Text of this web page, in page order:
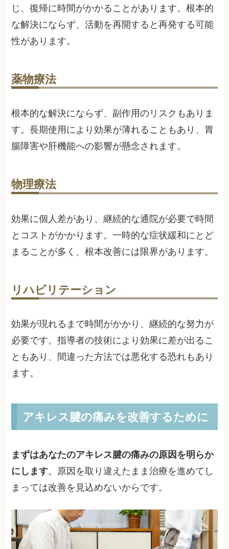
じ、復帰に時間がかかることがあります。根本的
な解決にならず、活動を再開すると再発する可能
性があります。
薬物療法
根本的な解決にならず、副作用のリスクもありま
す。長期使用により効果が薄れることもあり、胃
腸障害や肝機能への影響が懸念されます。
物理療法
効果に個人差があり、継続的な通院が必要で時間
とコストがかかります。一時的な症状緩和にとど
まることが多く、根本改善には限界があります。
リハビリテーション
効果が現れるまで時間がかかり、継続的な努力が
必要です。指導者の技術により効果に差が出るこ
ともあり、間違った方法では悪化する恐れもあり
ます。
アキレス腱の痛みを改善するために
まずはあなたのアキレス腱の痛みの原因を明らか
にします。原因を取り違えたまま治療を進めてし
まっては改善を見込めないからです。